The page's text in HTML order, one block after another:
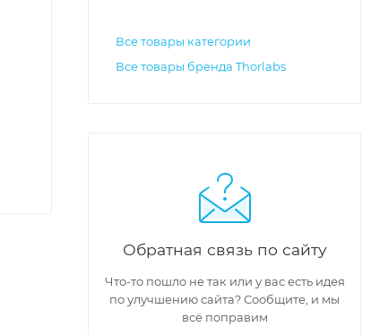
Все товары категории
Все товары бренда Thorlabs
Обратная связь по сайту
Что-то пошло не так или у вас есть идея
по улучшению сайта? Сообщите, и мы
всё поправим